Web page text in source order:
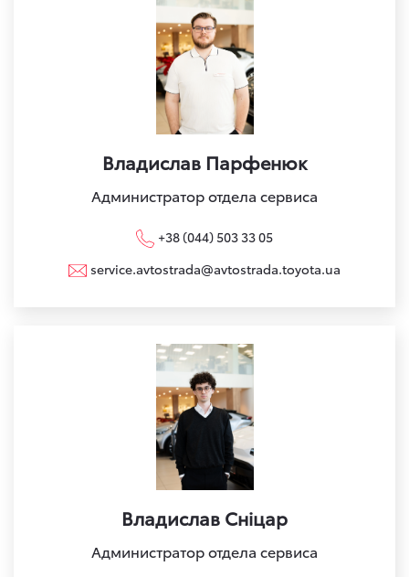
Владислав Парфенюк
Администратор отдела сервиса
+38 (044) 503 33 05
service.avtostrada@avtostrada.toyota.ua
Владислав Сніцар
Администратор отдела сервиса